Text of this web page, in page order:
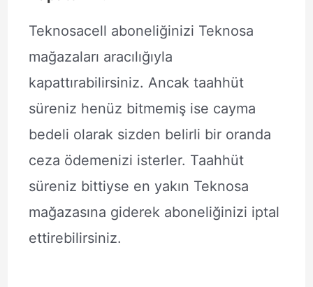
Teknosacell aboneliğinizi Teknosa
mağazaları aracılığıyla
kapattırabilirsiniz. Ancak taahhüt
süreniz henüz bitmemiş ise cayma
bedeli olarak sizden belirli bir oranda
ceza ödemenizi isterler. Taahhüt
süreniz bittiyse en yakın Teknosa
mağazasına giderek aboneliğinizi iptal
ettirebilirsiniz.